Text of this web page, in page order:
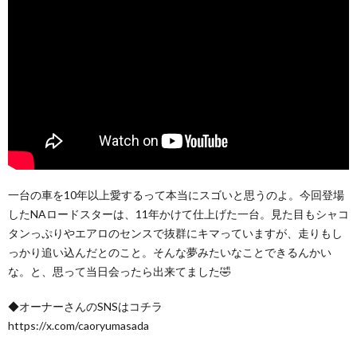
一台の車を10年以上愛するって本当にスゴいと思うのよ。今回登場
したNAロードスターは、11年かけて仕上げた一台。見た目もシャコ
タンっぷりやエアロのセンスで抜群にキマっていますが、走りもし
っかり追い込んだとのこと。そんな夢みたいなことできるんかい
な。と、思って当日会ったら出来てました🤣
◆オーナーさんのSNSはコチラ
https://x.com/caoryumasada